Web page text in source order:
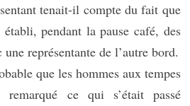
tenait-il compte du fait que
pendant la pause café, des
représentante de l’autre bord.
que les hommes aux tempes
remarqué ce qui s’était passé